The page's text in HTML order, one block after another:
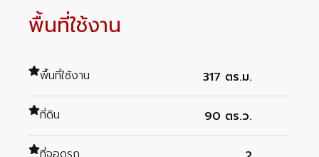
พื้นที่ใช้งาน
พื้นที่ใช้งาน 317 ตร.ม.
ที่ดิน 90 ตร.ว.